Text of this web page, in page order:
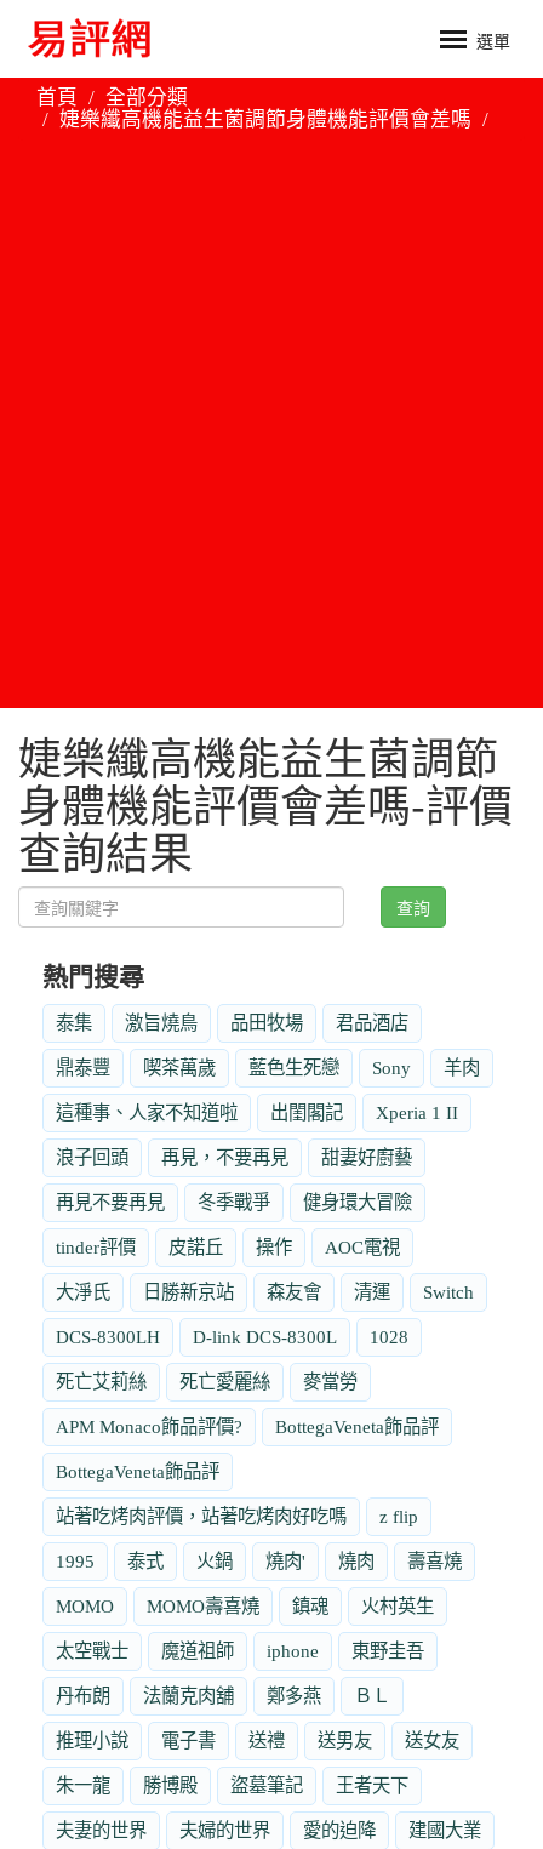
選單
首頁
全部分類
婕樂纖高機能益生菌調節身體機能評價會差嗎
婕樂纖高機能益生菌調節
身體機能評價會差嗎-評價
查詢結果
查詢
熱門搜尋
泰集 激旨燒鳥 品田牧場 君品酒店
鼎泰豐 喫茶萬歲 藍色生死戀 Sony 羊肉
這種事、人家不知道啦 出閨閣記 Xperia 1 II
浪子回頭 再見，不要再見 甜妻好廚藝
再見不要再見 冬季戰爭 健身環大冒險
tinder評價 皮諾丘 操作 AOC電視
大淨氏 日勝新京站 森友會 清運 Switch
DCS-8300LH D-link DCS-8300L 1028
死亡艾莉絲 死亡愛麗絲 麥當勞
APM Monaco飾品評價? BottegaVeneta飾品評
BottegaVeneta飾品評
站著吃烤肉評價，站著吃烤肉好吃嗎 z flip
1995 泰式 火鍋 燒肉' 燒肉 壽喜燒
MOMO MOMO壽喜燒 鎮魂 火村英生
太空戰士 魔道祖師 iphone 東野圭吾
丹布朗 法蘭克肉舖 鄭多燕 ＢＬ
推理小說 電子書 送禮 送男友 送女友
朱一龍 勝博殿 盜墓筆記 王者天下
夫妻的世界 夫婦的世界 愛的迫降 建國大業